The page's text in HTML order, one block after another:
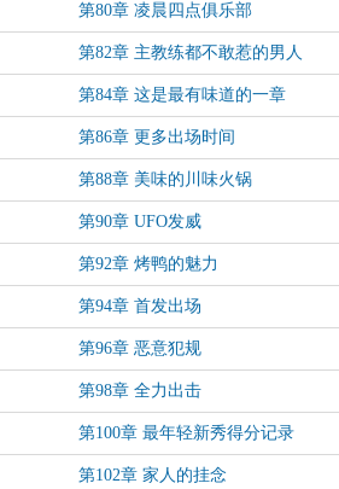
第80章 凌晨四点俱乐部
第82章 主教练都不敢惹的男人
第84章 这是最有味道的一章
第86章 更多出场时间
第88章 美味的川味火锅
第90章 UFO发威
第92章 烤鸭的魅力
第94章 首发出场
第96章 恶意犯规
第98章 全力出击
第100章 最年轻新秀得分记录
第102章 家人的挂念